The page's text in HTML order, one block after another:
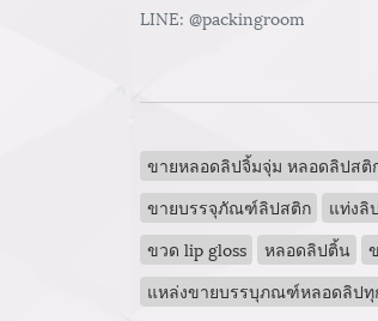
LINE: @packingroom
ขายหลอดลิปจิ้มจุ่ม หลอดลิปสติ
ขายบรรจุภัณฑ์ลิปสติก
แท่งลิ
ขวด lip gloss
หลอดลิปติ้น
แหล่งขายบรรบุภณฑ์หลอดลิปทุ